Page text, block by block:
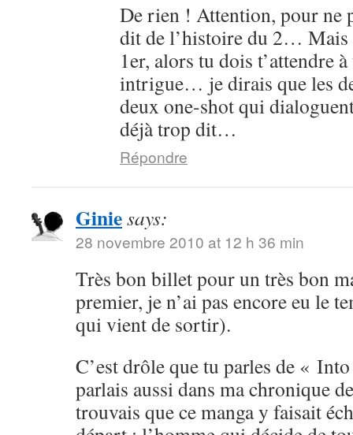
De rien ! Attention, pour ne
dit de l’histoire du 2… Mais
1er, alors tu dois t’attendre
intrigue… je dirais que les
deux one-shot qui
déjà trop dit…
Répondre
Giniesays:
28 novembre 2010 at 12 h 36 min
Très bon billet pour un très bon
premier, je n’ai pas encore eu le
qui vient de sortir).
C’est drôle que tu parles de «
parlais aussi dans ma chronique
trouvais que ce manga y faisait